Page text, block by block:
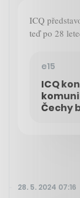
ICQ
teď po 28
e15
ICQ
Čechy
28. 5. 2024 07:16